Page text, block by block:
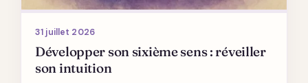
31 juillet 2026
Développer son sixième sens : réveiller
son intuition